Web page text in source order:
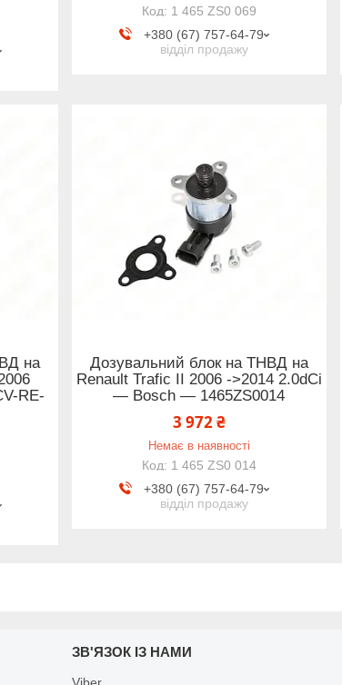
1 465 ZS0 069
+380 (67) 757-64-79
відділ продажу
на
RE-
Дозувальний блок на ТНВД на
Renault Trafic II 2006 ->2014 2.0dCi
— Bosch — 1465ZS0014
3 972 ₴
Немає в наявності
1 465 ZS0 014
+380 (67) 757-64-79
відділ продажу
ЗВ'ЯЗОК ІЗ НАМИ
Viber